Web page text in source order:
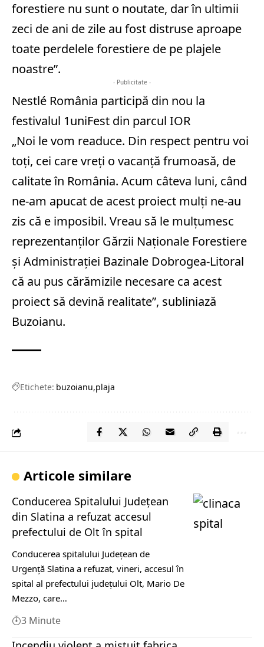
forestiere nu sunt o noutate, dar în ultimii
zeci de ani de zile au fost distruse aproape
toate perdelele forestiere de pe plajele
noastre”.
- Publicitate -
Nestlé România participă din nou la
festivalul 1uniFest din parcul IOR
„Noi le vom readuce. Din respect pentru voi
toţi, cei care vreţi o vacanţă frumoasă, de
calitate în România. Acum câteva luni, când
ne-am apucat de acest proiect mulţi ne-au
zis că e imposibil. Vreau să le mulţumesc
reprezentanţilor Gărzii Naţionale Forestiere
şi Administraţiei Bazinale Dobrogea-Litoral
că au pus cărămizile necesare ca acest
proiect să devină realitate”, subliniază
Buzoianu.
Etichete: buzoianu plaja
Articole similare
Conducerea Spitalului Judeţean
din Slatina a refuzat accesul
prefectului de Olt în spital
Conducerea spitalului Judeţean de
Urgenţă Slatina a refuzat, vineri, accesul în
spital al prefectului judeţului Olt, Mario De
Mezzo, care…
3 Minute